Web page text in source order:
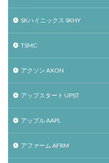
SKハイニックス SKHY
TSMC
アクソン AXON
アップスタート UPST
アップル AAPL
アファーム AFRM